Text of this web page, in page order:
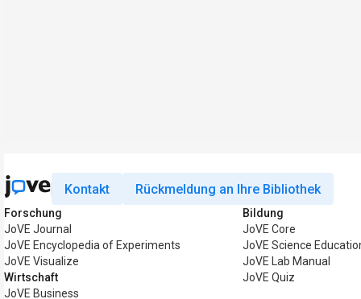
Kontakt Rückmeldung an Ihre Bibliothek
Forschung
JoVE Journal
JoVE Encyclopedia of Experiments
JoVE Visualize
Wirtschaft
JoVE Business
Bildung
JoVE Core
JoVE Science
JoVE Lab Manual
JoVE Quiz